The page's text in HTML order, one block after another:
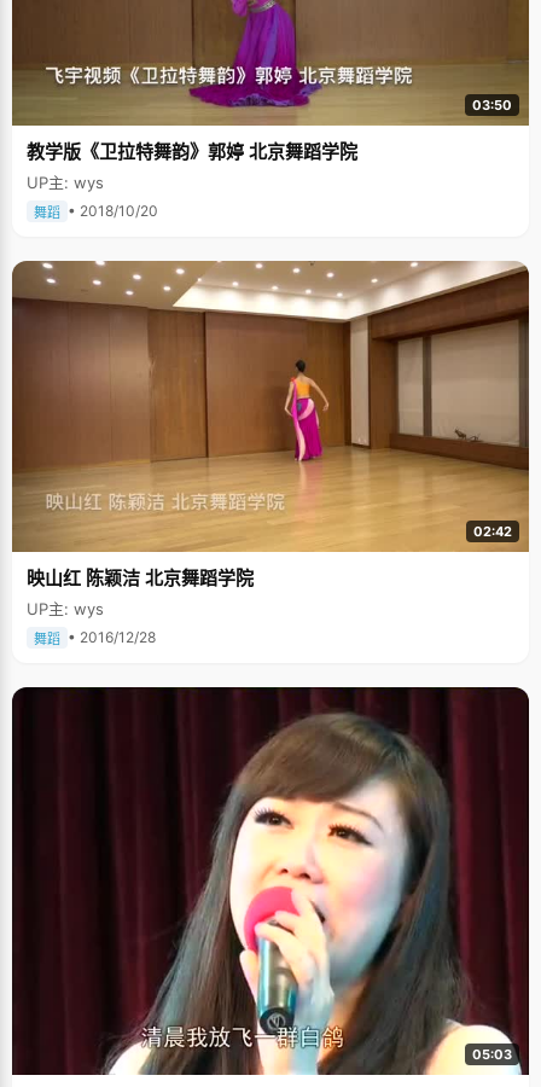
03:50
教学版《卫拉特舞韵》郭婷 北京舞蹈学院
UP主: wys
舞蹈 • 2018/10/20
02:42
映山红 陈颖洁 北京舞蹈学院
UP主: wys
舞蹈 • 2016/12/28
05:03